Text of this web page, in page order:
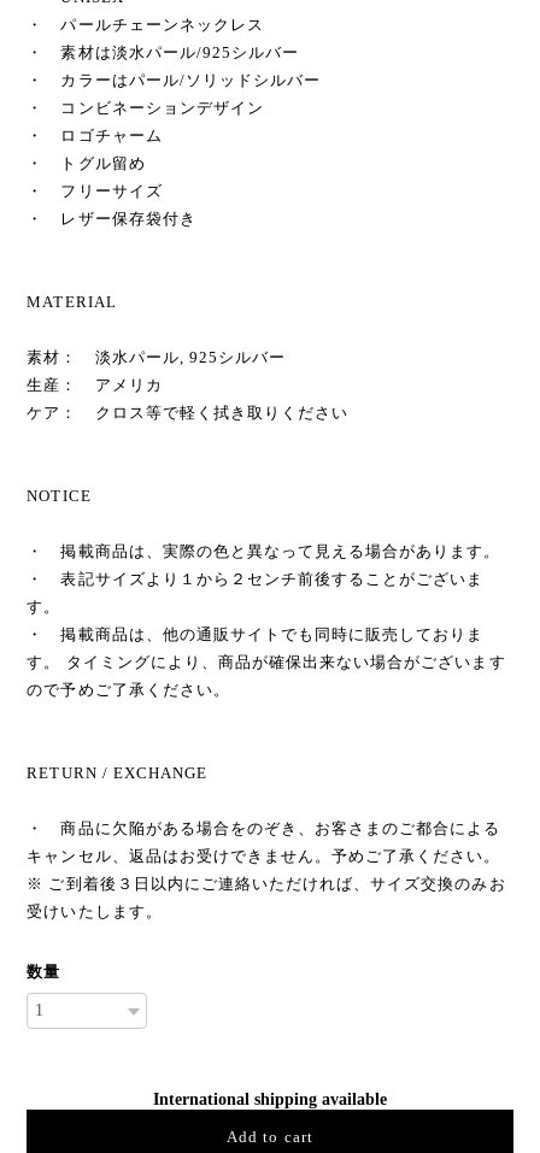
・ パールチェーンネックレス
・ 素材は淡水パール/925シルバー
・ カラーはパール/ソリッドシルバー
・ コンビネーションデザイン
・ ロゴチャーム
・ トグル留め
・ フリーサイズ
・ レザー保存袋付き
MATERIAL
素材： 淡水パール, 925シルバー
生産： アメリカ
ケア： クロス等で軽く拭き取りください
NOTICE
・ 掲載商品は、実際の色と異なって見える場合があります。
・ 表記サイズより１から２センチ前後することがございま
す。
・ 掲載商品は、他の通販サイトでも同時に販売しておりま
す。 タイミングにより、商品が確保出来ない場合がございます
ので予めご了承ください。
RETURN / EXCHANGE
・ 商品に欠陥がある場合をのぞき、お客さまのご都合による
キャンセル、返品はお受けできません。予めご了承ください。
※ ご到着後３日以内にご連絡いただければ、サイズ交換のみお
受けいたします。
数量
International shipping available
Add to cart